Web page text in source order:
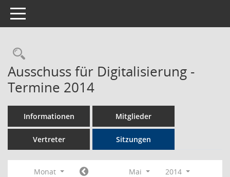
Toggle navigation
Rechercheauswahl
Ausschuss für Digitalisierung -
Termine 2014
Informationen Mitglieder
Vertreter Sitzungen
Monat Mai
2014